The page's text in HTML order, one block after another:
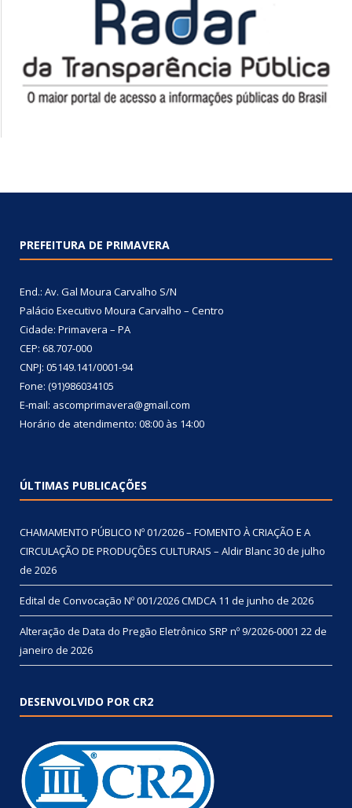
PREFEITURA DE PRIMAVERA
End.: Av. Gal Moura Carvalho S/N
Palácio Executivo Moura Carvalho – Centro
Cidade: Primavera – PA
CEP: 68.707-000
CNPJ: 05149.141/0001-94
Fone: (91)986034105
E-mail: ascomprimavera@gmail.com
Horário de atendimento: 08:00 às 14:00
ÚLTIMAS PUBLICAÇÕES
CHAMAMENTO PÚBLICO Nº 01/2026 – FOMENTO À CRIAÇÃO E A
CIRCULAÇÃO DE PRODUÇÕES CULTURAIS – Aldir Blanc30 de julho
de 2026
Edital de Convocação Nº 001/2026 CMDCA 11 de junho de 2026
Alteração de Data do Pregão Eletrônico SRP nº 9/2026-0001 22 de
janeiro de 2026
DESENVOLVIDO POR CR2